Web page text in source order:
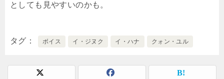
としても見やすいのかも。
タグ ボイス イ・ジヌク イ・ハナ クォン・ユル